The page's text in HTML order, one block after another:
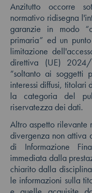
Anzitutto occorre
normativo ridisegna
garanzie in modo
primaria” ed un
limitazione
direttiva (UE)
“soltanto ai soggetti
interessi diffusi, titolari
la categoria del
riservatezza dei dati.
Altro aspetto
divergenza non attiva
di Informazione
immediata dalla
chiarito dalla
le informazioni sulla